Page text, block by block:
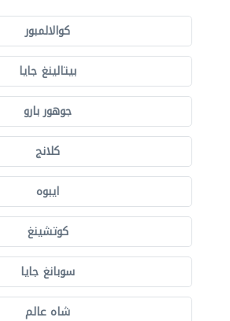
كوالالمبور
بيتالينغ جايا
جوهور بارو
كلانج
ايبوه
كوتشينغ
سوبانغ جايا
شاه عالم